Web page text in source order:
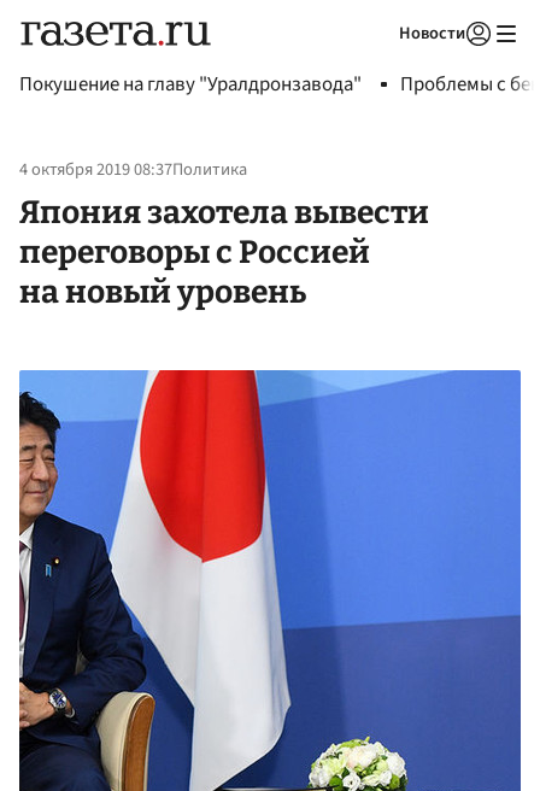
Новости
Покушение на главу "Уралдронзавода" Проблемы с
4 октября 2019 08:37Политика
Япония захотела вывести
переговоры с Россией
на новый уровень